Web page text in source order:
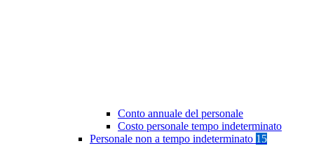
Conto annuale del personale
Costo personale tempo indeterminato
Personale non a tempo indeterminato 15